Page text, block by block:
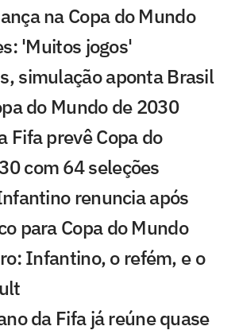
na Copa do Mundo
'Muitos jogos'
simulação aponta Brasil
do Mundo de 2030
Fifa prevê Copa do
com 64 seleções
renuncia após
para Copa do Mundo
Infantino, o refém, e o
da Fifa já reúne quase